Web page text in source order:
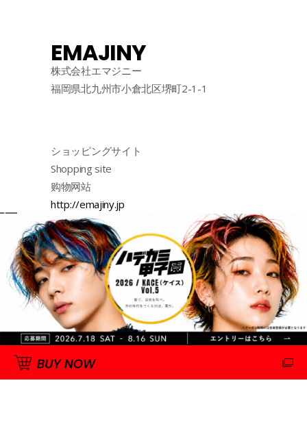
EMAJINY
株式会社エマジニー
福岡県北九州市小倉北区堺町2-1-1
ショッピングサイト
Shopping site
购物网站
http://emajiny.jp